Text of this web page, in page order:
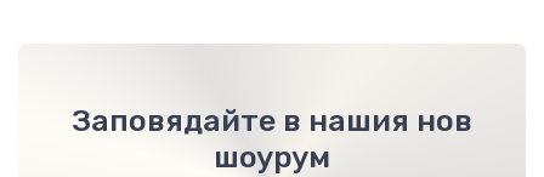
Заповядайте в нашия нов
шоурум